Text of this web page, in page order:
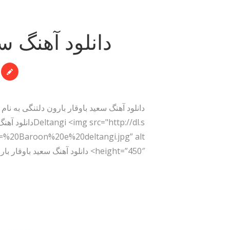
دانلود آهنگ
height=”450″> دانلود آهنگ سعید باوقار بارون دلتنگی به نام بارون…